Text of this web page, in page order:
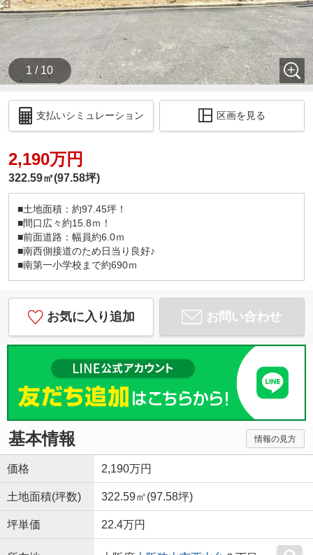
1 / 10
支払いシミュレーション 区画を見る
2,190万円
322.59㎡(97.58坪)
■土地面積：約97.45坪！
■間口広々約15.8ｍ！
■前面道路：幅員約6.0ｍ
■南西側接道のため日当り良好♪
■南第一小学校まで約690ｍ
お気に入り追加 お問い合わせ
基本情報 情報の見方
価格 2,190万円
土地面積(坪数) 322.59㎡(97.58坪)
坪単価 22.4万円